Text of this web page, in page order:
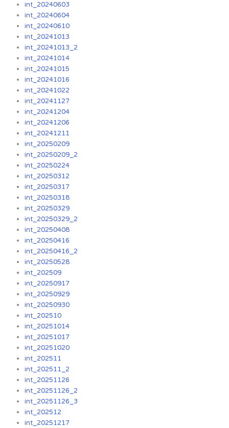
int_20240603
int_20240604
int_20240610
int_20241013
int_20241013_2
int_20241014
int_20241015
int_20241016
int_20241022
int_20241127
int_20241204
int_20241206
int_20241211
int_20250209
int_20250209_2
int_20250224
int_20250312
int_20250317
int_20250318
int_20250329
int_20250329_2
int_20250408
int_20250416
int_20250416_2
int_20250528
int_202509
int_20250917
int_20250929
int_20250930
int_202510
int_20251014
int_20251017
int_20251020
int_202511
int_202511_2
int_20251126
int_20251126_2
int_20251126_3
int_202512
int_20251217